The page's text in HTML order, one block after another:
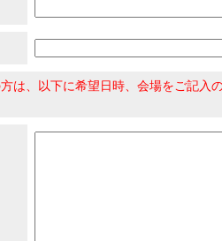
は、以下に希望日時、会場をご記入